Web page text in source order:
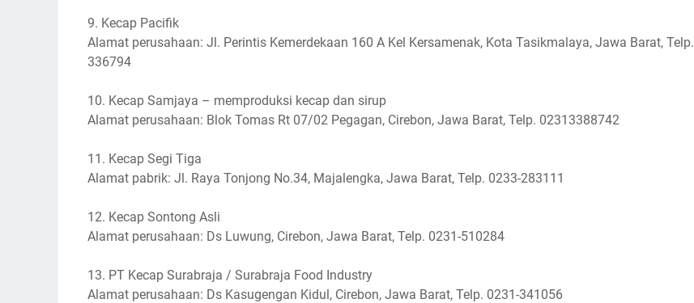
9. Kecap Pacifik
Alamat perusahaan: Jl. Perintis Kemerdekaan 160 A Kel Kersamenak, Kota Tasikmalaya, Jawa Barat, Telp.
336794
10. Kecap Samjaya – memproduksi kecap dan sirup
Alamat perusahaan: Blok Tomas Rt 07/02 Pegagan, Cirebon, Jawa Barat, Telp. 02313388742
11. Kecap Segi Tiga
Alamat pabrik: Jl. Raya Tonjong No.34, Majalengka, Jawa Barat, Telp. 0233-283111
12. Kecap Sontong Asli
Alamat perusahaan: Ds Luwung, Cirebon, Jawa Barat, Telp. 0231-510284
13. PT Kecap Surabraja / Surabraja Food Industry
Alamat perusahaan: Ds Kasugengan Kidul, Cirebon, Jawa Barat, Telp. 0231-341056